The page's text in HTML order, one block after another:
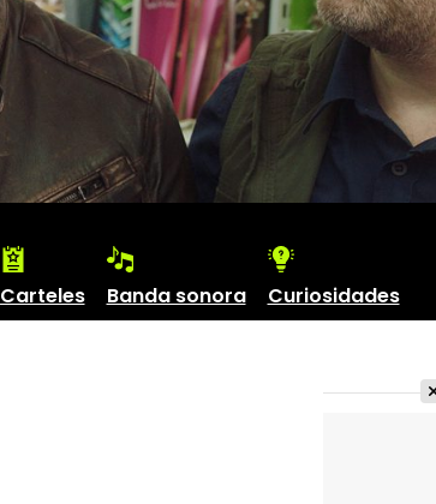
Carteles Banda sonora Curiosidades